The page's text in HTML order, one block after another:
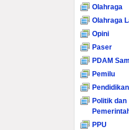
Olahraga
Olahraga
Opini
Paser
PDAM
Pemilu
Pendidikan
Politik dan
PPU